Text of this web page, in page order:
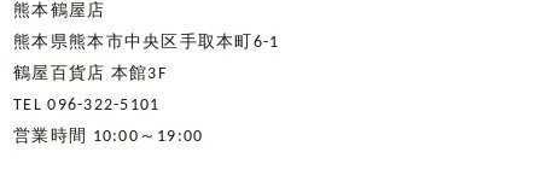
熊本鶴屋店
熊本県熊本市中央区手取本町 6-1
鶴屋百貨店 本館3F
TEL 096-322-5101
営業時間 10:00 ～ 19:00